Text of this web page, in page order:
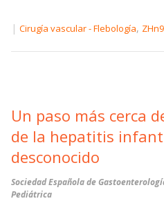
| Cirugía vascular - Flebología,
Un paso más cerca
de la hepatitis
desconocido
Sociedad Española de
Pediátrica